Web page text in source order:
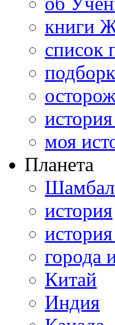
книги
список
моя
Планета
история
города
Китай
Индия